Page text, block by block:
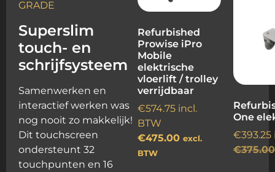
GRADE
Superslim
touch- en
schrijfsysteem
Samenwerken en
interactief werken was
nog nooit zo makkelijk!
Dit touchscreen
ondersteunt 32
touchpunten en 16
Refurbished
Prowise iPro
Mobile
elektrische
vloerlift / trolley
verrijdbaar
€574.75 incl.
BTW
€475.00 excl.
BTW
One
€393.25
€375.00